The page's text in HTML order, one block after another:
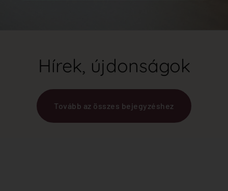
Hírek, újdonságok
Tovább az összes bejegyzéshez